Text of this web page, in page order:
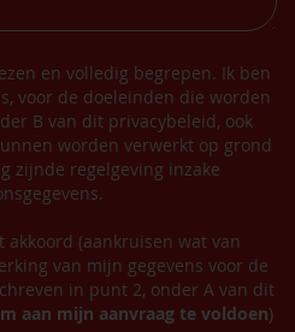
en volledig begrepen. Ik ben
voor de doeleinden die worden
B van dit privacybeleid, ook
worden verwerkt op grond
zijnde regelgeving inzake
akkoord (aankruisen wat van
van mijn gegevens voor de
in punt 2, onder A van dit
aan mijn aanvraag te voldoen)